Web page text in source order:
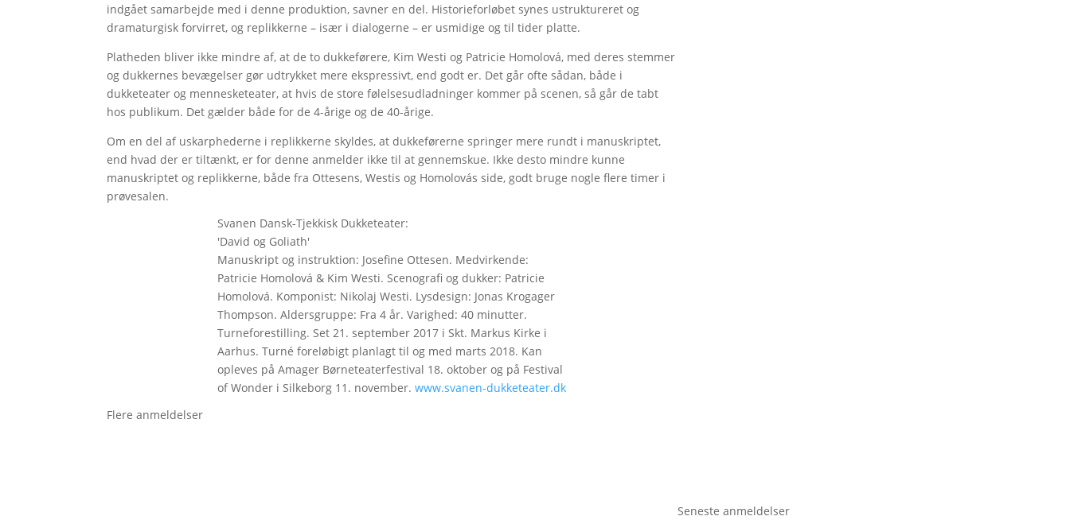
indgået samarbejde med i denne produktion, savner en del. Historieforløbet synes ustruktureret og
dramaturgisk forvirret, og replikkerne – især i dialogerne – er usmidige og til tider platte.
Platheden bliver ikke mindre af, at de to dukkeførere, Kim Westi og Patricie Homolová, med deres stemmer
og dukkernes bevægelser gør udtrykket mere ekspressivt, end godt er. Det går ofte sådan, både i
dukketeater og mennesketeater, at hvis de store følelsesudladninger kommer på scenen, så går de tabt
hos publikum. Det gælder både for de 4-årige og de 40-årige.
Om en del af uskarphederne i replikkerne skyldes, at dukkeførerne springer mere rundt i manuskriptet,
end hvad der er tiltænkt, er for denne anmelder ikke til at gennemskue. Ikke desto mindre kunne
manuskriptet og replikkerne, både fra Ottesens, Westis og Homolovás side, godt bruge nogle flere timer i
prøvesalen.
Svanen Dansk-Tjekkisk Dukketeater:
'David og Goliath'
Manuskript og instruktion: Josefine Ottesen. Medvirkende:
Patricie Homolová & Kim Westi. Scenografi og dukker: Patricie
Homolová. Komponist: Nikolaj Westi. Lysdesign: Jonas Krogager
Thompson. Aldersgruppe: Fra 4 år. Varighed: 40 minutter.
Turneforestilling. Set 21. september 2017 i Skt. Markus Kirke i
Aarhus. Turné foreløbigt planlagt til og med marts 2018. Kan
opleves på Amager Børneteaterfestival 18. oktober og på Festival
of Wonder i Silkeborg 11. november. www.svanen-dukketeater.dk
Flere anmeldelser
Seneste anmeldelser